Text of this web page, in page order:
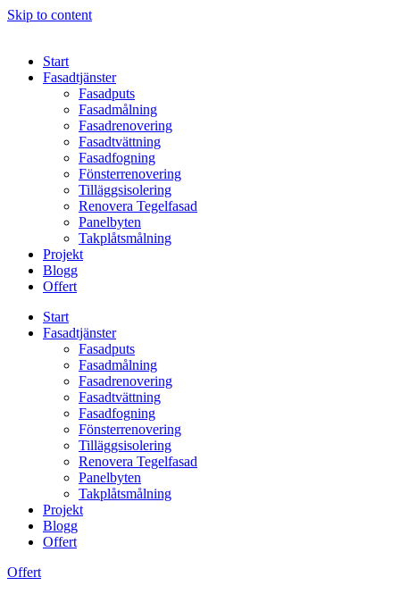
Skip to content
Start
Fasadtjänster
Fasadputs
Fasadmålning
Fasadrenovering
Fasadtvättning
Fasadfogning
Fönsterrenovering
Tilläggsisolering
Renovera Tegelfasad
Panelbyten
Takplåtsmålning
Projekt
Blogg
Offert
Start
Fasadtjänster
Fasadputs
Fasadmålning
Fasadrenovering
Fasadtvättning
Fasadfogning
Fönsterrenovering
Tilläggsisolering
Renovera Tegelfasad
Panelbyten
Takplåtsmålning
Projekt
Blogg
Offert
Offert